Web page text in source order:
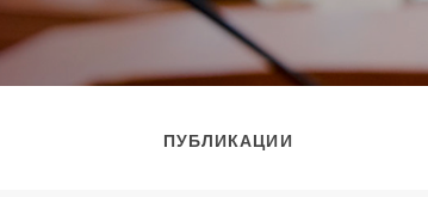
ПУБЛИКАЦИИ